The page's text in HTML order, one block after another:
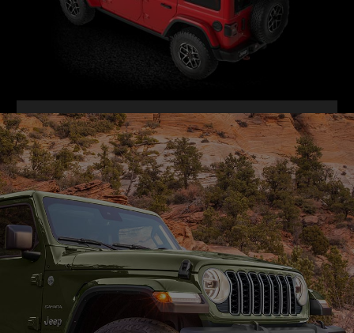
VIEW
FULL
GALLERY